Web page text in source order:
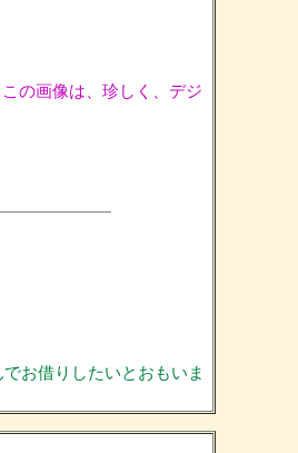
の画像は、珍しく、デジ
お借りしたいとおもいま